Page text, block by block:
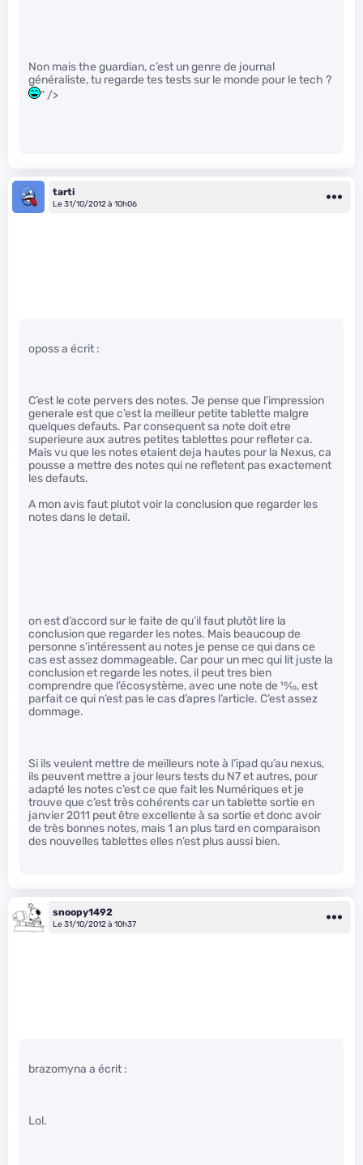
Non mais the guardian, c’est un genre de journal
généraliste, tu regarde tes tests sur le monde pour le tech ?
" />
tarti
Le 31/10/2012 à 10h06
oposs a écrit :
C’est le cote pervers des notes. Je pense que l’impression
generale est que c’est la meilleur petite tablette malgre
quelques defauts. Par consequent sa note doit etre
superieure aux autres petites tablettes pour refleter ca.
Mais vu que les notes etaient deja hautes pour la Nexus, ca
pousse a mettre des notes qui ne refletent pas exactement
les defauts.
A mon avis faut plutot voir la conclusion que regarder les
notes dans le detail.
on est d’accord sur le faite de qu’il faut plutôt lire la
conclusion que regarder les notes. Mais beaucoup de
personne s’intéressent au notes je pense ce qui dans ce
cas est assez dommageable. Car pour un mec qui lit juste la
conclusion et regarde les notes, il peut tres bien
comprendre que l’écosystème, avec une note de 10⁄10, est
parfait ce qui n’est pas le cas d’apres l’article. C’est assez
dommage.
Si ils veulent mettre de meilleurs note à l’ipad qu’au nexus,
ils peuvent mettre a jour leurs tests du N7 et autres, pour
adapté les notes c’est ce que fait les Numériques et je
trouve que c’est très cohérents car un tablette sortie en
janvier 2011 peut être excellente à sa sortie et donc avoir
de très bonnes notes, mais 1 an plus tard en comparaison
des nouvelles tablettes elles n’est plus aussi bien.
snoopy1492
Le 31/10/2012 à 10h37
brazomyna a écrit :
Lol.